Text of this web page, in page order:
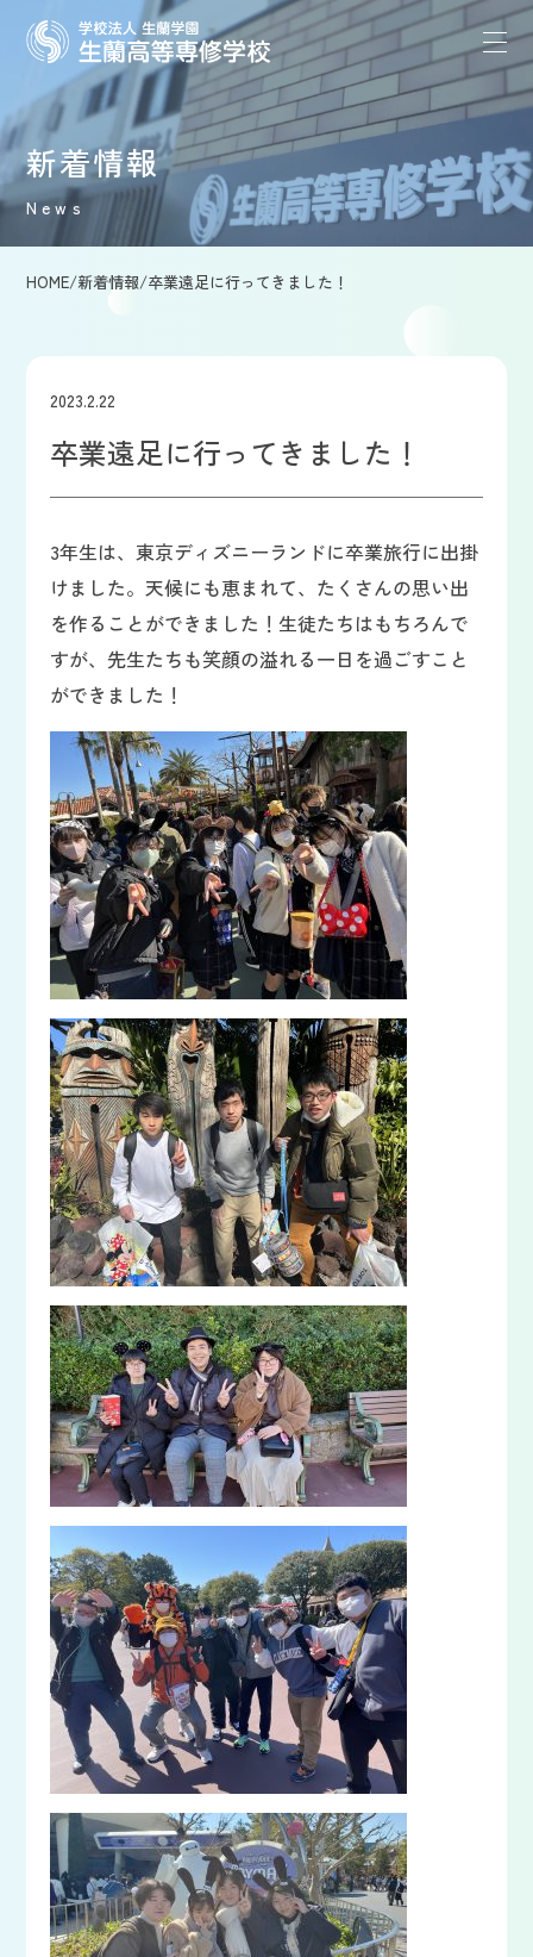
新着情報
News
HOME/新着情報/卒業遠足に行ってきました！
2023.2.22
卒業遠足に行ってきました！
3年生は、東京ディズニーランドに卒業旅行に出掛
けました。天候にも恵まれて、たくさんの思い出
を作ることができました！生徒たちはもちろんで
すが、先生たちも笑顔の溢れる一日を過ごすこと
ができました！